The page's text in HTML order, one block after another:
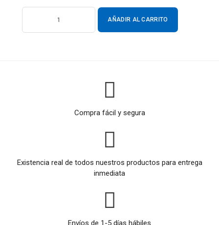
AÑADIR AL CARRITO
Compra fácil y segura
Existencia real de todos nuestros productos para entrega
inmediata
Envíos de 1-5 días hábiles